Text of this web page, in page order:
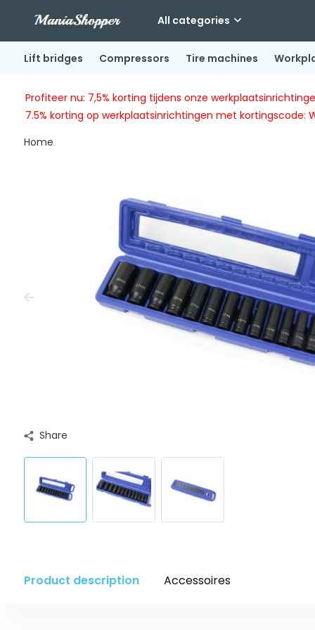
All categories
Lift bridges Compressors Tire machines
Profiteer nu: 7,5% korting tijdens onze
7.5% korting op werkplaatsinrichtingen met kortingscode:
Home
Share
Product description Accessoires